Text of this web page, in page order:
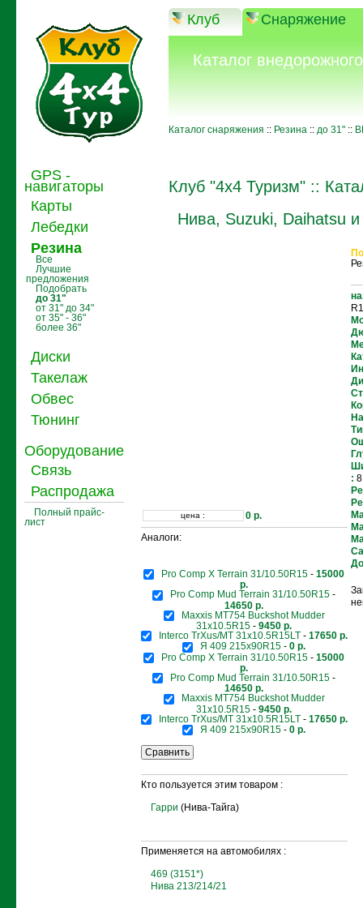
Клуб Снаряжение
Каталог
Каталог снаряжения :: Резина:: до 31"::
GPS -
навигаторы
Карты
Лебедки
Резина
Все
Лучшие
предложения
Подобрать
до 31"
от 31" до 34"
от 35" - 36"
более 36"
Диски
Такелаж
Обвес
Тюнинг
Оборудование
Связь
Распродажа
Полный прайс-
лист
Клуб "4x4 Туризм" ::
Нива, Suzuki, Daihatsu
:
цена :
0 р.
Аналоги:
Pro Comp X Terrain 31/10.50R15 -15000
р.
Pro Comp Mud Terrain 31/10.50R15 -
14650 р.
Maxxis MT754 Buckshot Mudder
31x10.5R15 -9450 р.
Interco TrXus/MT 31x10.5R15LT- 17650 р.
Я 409 215x90R15 -0 р.
Pro Comp X Terrain 31/10.50R15 -15000
р.
Pro Comp Mud Terrain 31/10.50R15 -
14650 р.
Maxxis MT754 Buckshot Mudder
31x10.5R15 -9450 р.
Interco TrXus/MT 31x10.5R15LT- 17650 р.
Я 409 215x90R15 -0 р.
Кто пользуется этим товаром :
Гарри (Нива-Тайга)
Применяется на автомобилях :
469 (3151*)
Нива 213/214/21